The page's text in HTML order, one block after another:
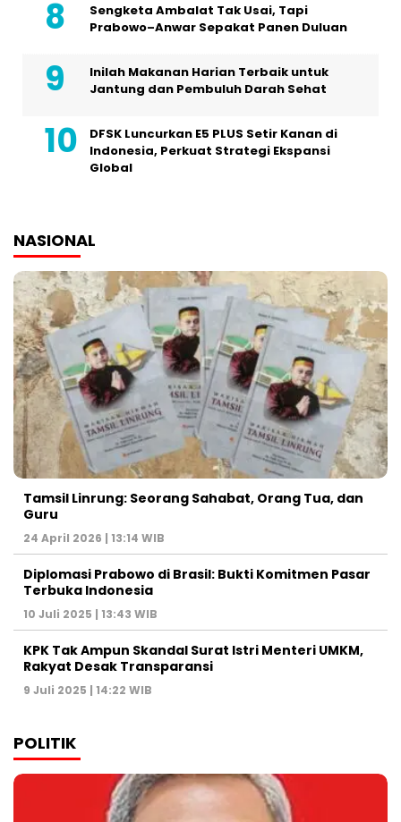
Sengketa Ambalat Tak Usai, Tapi
Prabowo–Anwar Sepakat Panen Duluan
Inilah Makanan Harian Terbaik untuk
Jantung dan Pembuluh Darah Sehat
DFSK Luncurkan E5 PLUS Setir Kanan di
Indonesia, Perkuat Strategi Ekspansi
Global
NASIONAL
Tamsil Linrung: Seorang Sahabat, Orang Tua, dan
Guru
24 April 2026 | 13:14 WIB
Diplomasi Prabowo di Brasil: Bukti Komitmen Pasar
Terbuka Indonesia
10 Juli 2025 | 13:43 WIB
KPK Tak Ampun Skandal Surat Istri Menteri UMKM,
Rakyat Desak Transparansi
9 Juli 2025 | 14:22 WIB
POLITIK